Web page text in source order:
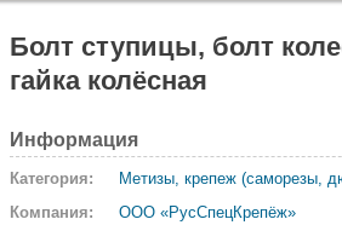
Болт ступицы, болт
гайка колёсная
Информация
Категория:
Метизы, крепеж (саморезы,
Компания:
ООО «РусСпецКрепёж»